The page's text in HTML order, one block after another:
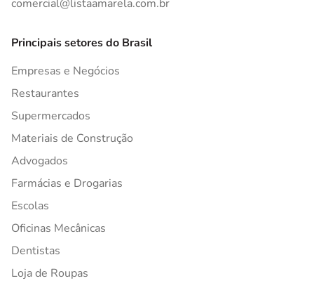
comercial@listaamarela.com.br
Principais setores do Brasil
Empresas e Negócios
Restaurantes
Supermercados
Materiais de Construção
Advogados
Farmácias e Drogarias
Escolas
Oficinas Mecânicas
Dentistas
Loja de Roupas